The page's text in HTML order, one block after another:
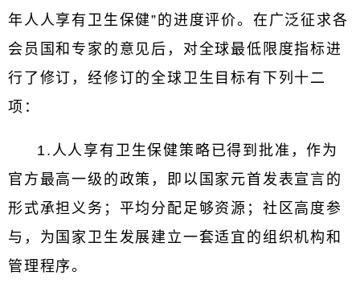
年人人享有卫生保健”的进度评价。在广泛征求各
会员国和专家的意见后，对全球最低限度指标进
行了修订，经修订的全球卫生目标有下列十二
项：
1.人人享有卫生保健策略已得到批准，作为
官方最高一级的政策，即以国家元首发表宣言的
形式承担义务；平均分配足够资源；社区高度参
与，为国家卫生发展建立一套适宜的组织机构和
管理程序。